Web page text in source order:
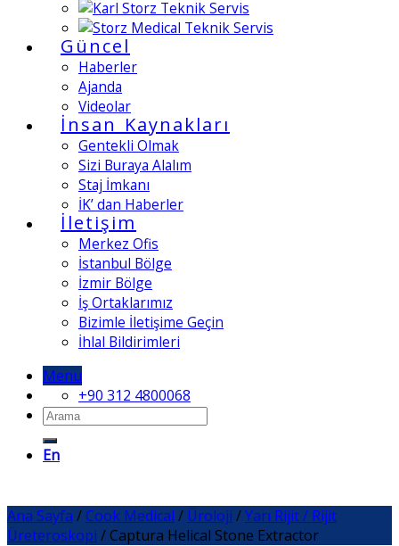
Güncel
Haberler
Ajanda
Videolar
İnsan Kaynakları
Gentekli Olmak
Sizi Buraya Alalım
Staj İmkanı
İK’ dan Haberler
İletişim
Merkez Ofis
İstanbul Bölge
İzmir Bölge
İş Ortaklarımız
Bizimle İletişime Geçin
İhlal Bildirimleri
Menu
+90 312 4800068
En
Ana Sayfa /Cook Medical / Üroloji /Yarı Rijit / Rijit
Üreteroskopi /Captura Helical Stone Extractor